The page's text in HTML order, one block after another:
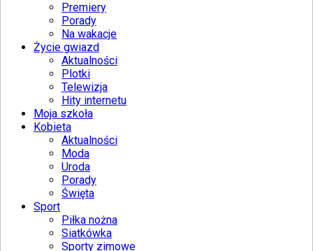
Premiery
Porady
Na wakacje
Życie gwiazd
Aktualności
Plotki
Telewizja
Hity internetu
Moja szkoła
Kobieta
Aktualności
Moda
Uroda
Porady
Święta
Sport
Piłka nożna
Siatkówka
Sporty zimowe